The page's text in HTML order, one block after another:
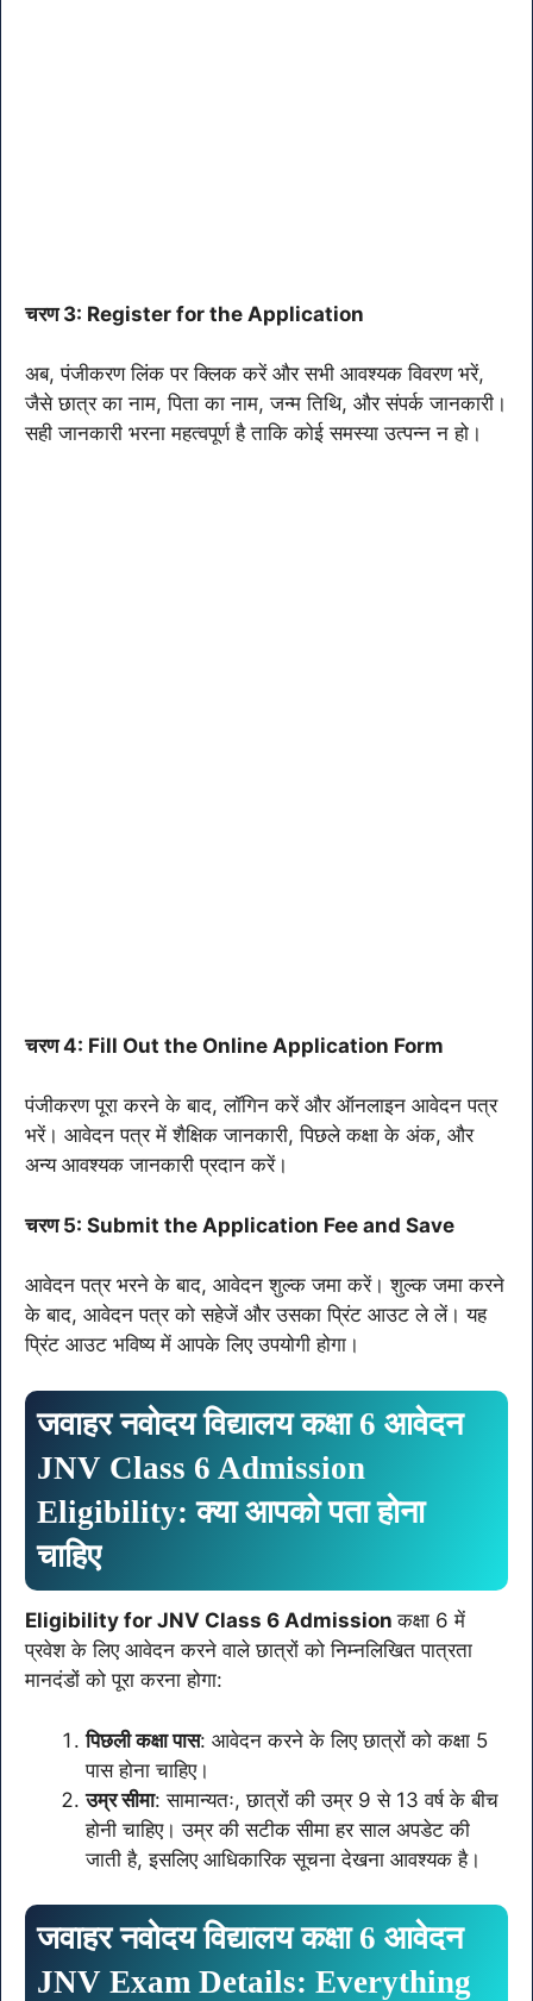
चरण 3: Register for the Application
अब, पंजीकरण लिंक पर क्लिक करें और सभी आवश्यक विवरण भरें,
जैसे छात्र का नाम, पिता का नाम, जन्म तिथि, और संपर्क जानकारी।
सही जानकारी भरना महत्वपूर्ण है ताकि कोई समस्या उत्पन्न न हो।
चरण 4: Fill Out the Online Application Form
पंजीकरण पूरा करने के बाद, लॉगिन करें और ऑनलाइन आवेदन पत्र
भरें। आवेदन पत्र में शैक्षिक जानकारी, पिछले कक्षा के अंक, और
अन्य आवश्यक जानकारी प्रदान करें।
चरण 5: Submit the Application Fee and Save
आवेदन पत्र भरने के बाद, आवेदन शुल्क जमा करें। शुल्क जमा करने
के बाद, आवेदन पत्र को सहेजें और उसका प्रिंट आउट ले लें। यह
प्रिंट आउट भविष्य में आपके लिए उपयोगी होगा।
जवाहर नवोदय विद्यालय कक्षा 6 आवेदन
JNV Class 6 Admission
Eligibility: क्या आपको पता होना
चाहिए
Eligibility for JNV Class 6 Admissionकक्षा 6 में
प्रवेश के लिए आवेदन करने वाले छात्रों को निम्नलिखित पात्रता
मानदंडों को पूरा करना होगा:
पिछली कक्षा पास: आवेदन करने के लिए छात्रों को कक्षा 5
पास होना चाहिए।
उम्र सीमा: सामान्यतः, छात्रों की उम्र 9 से 13 वर्ष के बीच
होनी चाहिए। उम्र की सटीक सीमा हर साल अपडेट की
जाती है, इसलिए आधिकारिक सूचना देखना आवश्यक है।
जवाहर नवोदय विद्यालय कक्षा 6 आवेदन
JNV Exam Details: Everything